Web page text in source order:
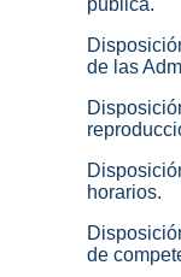
pública.
de las
horarios.
de